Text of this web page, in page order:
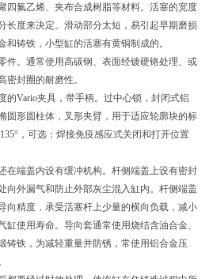
四氟乙烯、夹布合成树脂等材料。活塞的宽度
长度来决定。滑动部分太短，易引起早期磨损
铸铁，小型缸的活塞有黄铜制成的。
件。通常使用高碳钢、表面经镀硬铬处理、或
密封圈的耐磨性。
的Vario夹具，带手柄。过中心锁，封闭式铝
圆形圆柱体，叉形夹臂，用于适应轮廓块的标
，可选：焊接免疫感应式关闭和打开位置
在端盖内设有缓冲机构。杆侧端盖上设有密封
向外漏气和防止外部灰尘混入缸内。杆侧端盖
向精度，承受活塞杆上少量的横向负载，减小
缸使用寿命。导向套通常使用烧结含油合金、
铸铁，为减轻重量并防锈，常使用铝合金压